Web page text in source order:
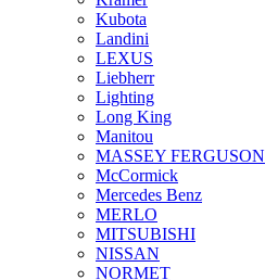
Kubota
Landini
LEXUS
Liebherr
Lighting
Long King
Manitou
MASSEY FERGUSON
McCormick
Mercedes Benz
MERLO
MITSUBISHI
NISSAN
NORMET